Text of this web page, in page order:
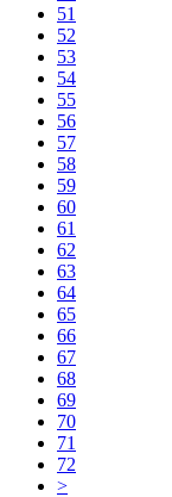
51
52
53
54
55
56
57
58
59
60
61
62
63
64
65
66
67
68
69
70
71
72
>